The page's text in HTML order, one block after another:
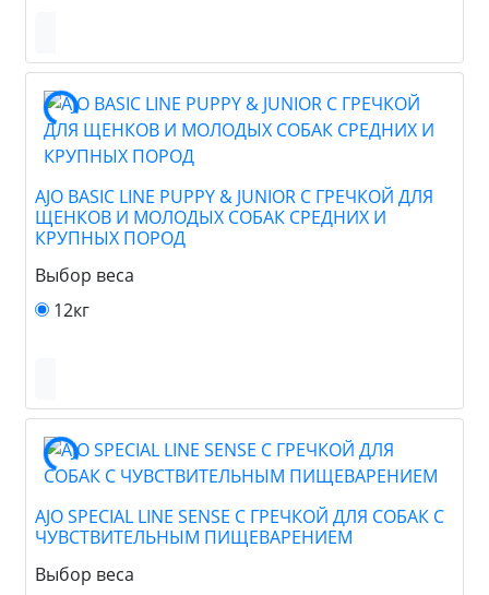
AJO BASIC LINE PUPPY & JUNIOR С ГРЕЧКОЙ ДЛЯ
ЩЕНКОВ И МОЛОДЫХ СОБАК СРЕДНИХ И
КРУПНЫХ ПОРОД
Выбор веса
12кг
AJO SPECIAL LINE SENSE С ГРЕЧКОЙ ДЛЯ СОБАК С
ЧУВСТВИТЕЛЬНЫМ ПИЩЕВАРЕНИЕМ
Выбор веса